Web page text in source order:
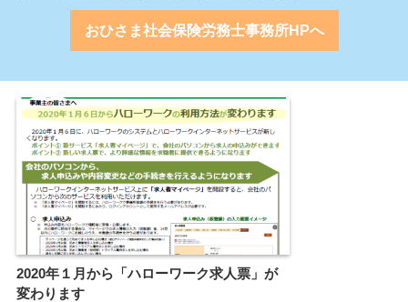
おひさま社会保険労務士事務所HPへ
2020年１月から「ハローワーク求人票」が
変わります